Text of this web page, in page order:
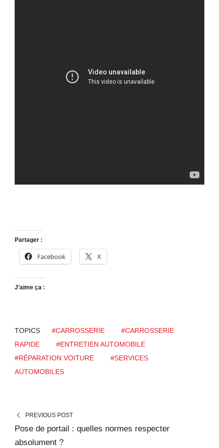
Partager :
Facebook X
J’aime ça :
TOPICS #CARROSSERIE
#CARROSSERIE
RAPIDE
#ENTRETIEN AUTOMOBILE
#RÉPARATION VOITURE
#SERVICES
AUTOMOBILES
PREVIOUS POST
Pose de portail : quelles normes respecter
absolument ?